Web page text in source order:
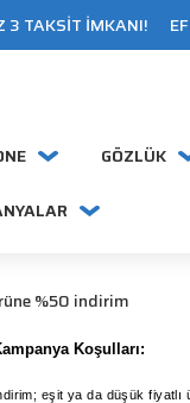
3 TAKSİT İMKANI!
GÖZLÜK
%50 indirim
Koşulları:
eşit ya da düşük fiyatlı